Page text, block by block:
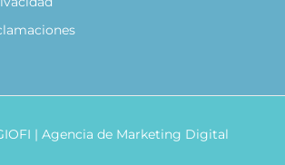
| Agencia de Marketing Digital